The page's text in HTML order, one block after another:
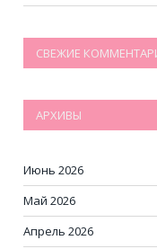
СВЕЖИЕ
АРХИВЫ
Июнь 2026
Май 2026
Апрель 2026